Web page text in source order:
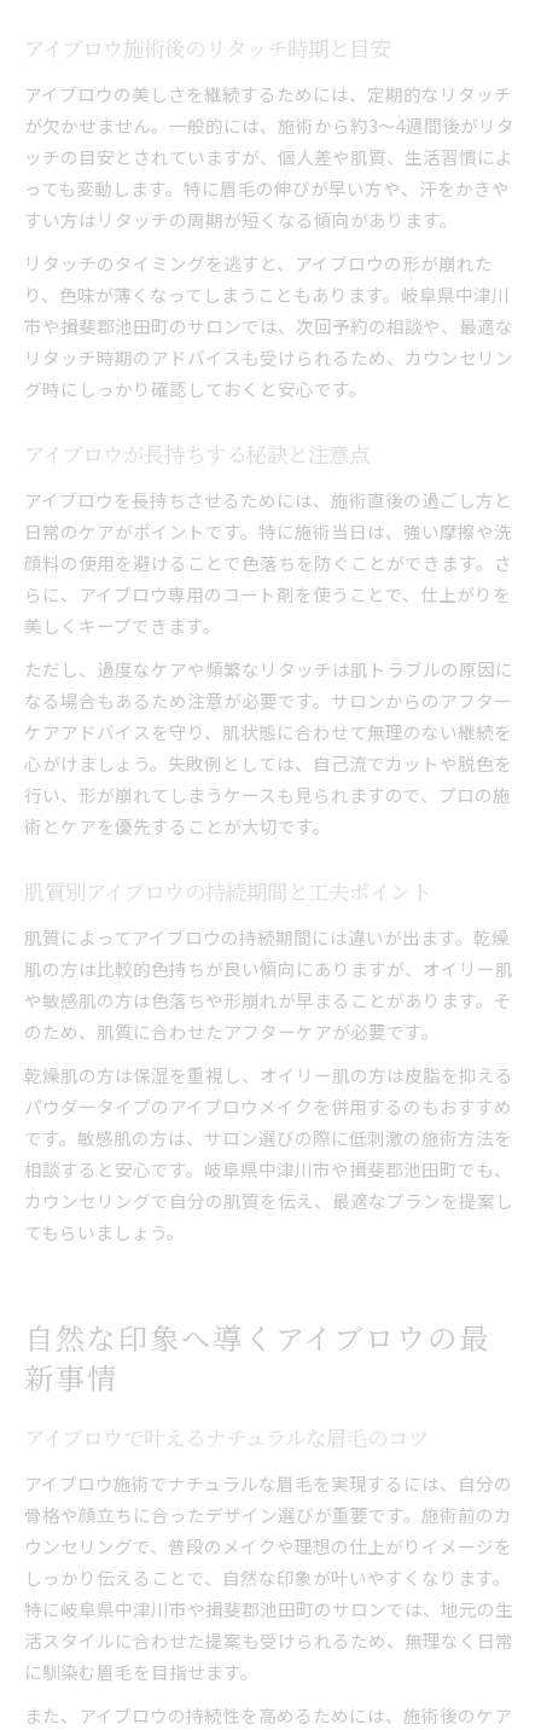
アイブロウ施術後のリタッチ時期と目安
アイブロウの美しさを継続するためには、定期的なリタッチ
が欠かせません。一般的には、施術から約3～4週間後がリタ
ッチの目安とされていますが、個人差や肌質、生活習慣によ
っても変動します。特に眉毛の伸びが早い方や、汗をかきや
すい方はリタッチの周期が短くなる傾向があります。
リタッチのタイミングを逃すと、アイブロウの形が崩れた
り、色味が薄くなってしまうこともあります。岐阜県中津川
市や揖斐郡池田町のサロンでは、次回予約の相談や、最適な
リタッチ時期のアドバイスも受けられるため、カウンセリン
グ時にしっかり確認しておくと安心です。
アイブロウが長持ちする秘訣と注意点
アイブロウを長持ちさせるためには、施術直後の過ごし方と
日常のケアがポイントです。特に施術当日は、強い摩擦や洗
顔料の使用を避けることで色落ちを防ぐことができます。さ
らに、アイブロウ専用のコート剤を使うことで、仕上がりを
美しくキープできます。
ただし、過度なケアや頻繁なリタッチは肌トラブルの原因に
なる場合もあるため注意が必要です。サロンからのアフター
ケアアドバイスを守り、肌状態に合わせて無理のない継続を
心がけましょう。失敗例としては、自己流でカットや脱色を
行い、形が崩れてしまうケースも見られますので、プロの施
術とケアを優先することが大切です。
肌質別アイブロウの持続期間と工夫ポイント
肌質によってアイブロウの持続期間には違いが出ます。乾燥
肌の方は比較的色持ちが良い傾向にありますが、オイリー肌
や敏感肌の方は色落ちや形崩れが早まることがあります。そ
のため、肌質に合わせたアフターケアが必要です。
乾燥肌の方は保湿を重視し、オイリー肌の方は皮脂を抑える
パウダータイプのアイブロウメイクを併用するのもおすすめ
です。敏感肌の方は、サロン選びの際に低刺激の施術方法を
相談すると安心です。岐阜県中津川市や揖斐郡池田町でも、
カウンセリングで自分の肌質を伝え、最適なプランを提案し
てもらいましょう。
自然な印象へ導くアイブロウの最
新事情
アイブロウで叶えるナチュラルな眉毛のコツ
アイブロウ施術でナチュラルな眉毛を実現するには、自分の
骨格や顔立ちに合ったデザイン選びが重要です。施術前のカ
ウンセリングで、普段のメイクや理想の仕上がりイメージを
しっかり伝えることで、自然な印象が叶いやすくなります。
特に岐阜県中津川市や揖斐郡池田町のサロンでは、地元の生
活スタイルに合わせた提案も受けられるため、無理なく日常
に馴染む眉毛を目指せます。
また、アイブロウの持続性を高めるためには、施術後のケア